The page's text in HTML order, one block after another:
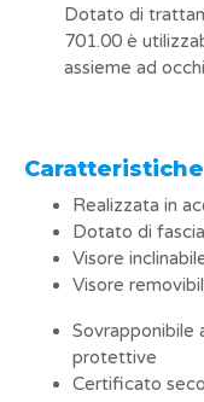
Dotato di
701.00 è
assieme ad
Realizzata in
Dotato di
Visore
Visore
Sovrapponibile
protettive
Certificato